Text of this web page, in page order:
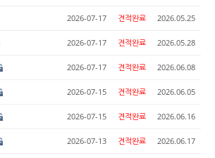
2026-07-17 견적완료 2026.05.25
2026-07-17 견적완료 2026.05.28
2026-07-17 견적완료 2026.06.08
2026-07-15 견적완료 2026.06.05
2026-07-15 견적완료 2026.06.16
2026-07-13 견적완료 2026.06.17